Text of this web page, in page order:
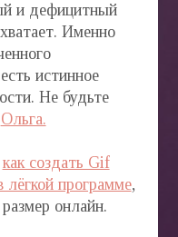
и дефицитный
Именно
истинное
Не будьте
Ольга.
как создать Gif
программе,
онлайн.